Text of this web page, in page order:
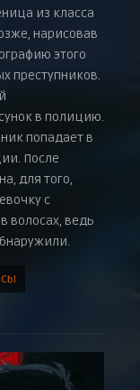
из класса
нарисовав
этого
преступников.
в полицию.
попадает в
После
для того,
с
волосах, ведь